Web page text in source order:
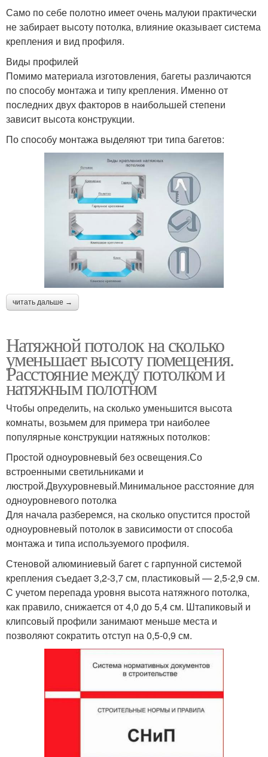
Само по себе полотно имеет очень малуюи практически
не забирает высоту потолка, влияние оказывает система
крепления и вид профиля.
Виды профилей
Помимо материала изготовления, багеты различаются
по способу монтажа и типу крепления. Именно от
последних двух факторов в наибольшей степени
зависит высота конструкции.
По способу монтажа выделяют три типа багетов:
читать дальше →
Натяжной потолок на сколько
уменьшает высоту помещения.
Расстояние между потолком и
натяжным полотном
Чтобы определить, на сколько уменьшится высота
комнаты, возьмем для примера три наиболее
популярные конструкции натяжных потолков:
Простой одноуровневый без освещения.Со
встроенными светильниками и
люстрой.Двухуровневый.Минимальное расстояние для
одноуровневого потолка
Для начала разберемся, на сколько опустится простой
одноуровневый потолок в зависимости от способа
монтажа и типа используемого профиля.
Стеновой алюминиевый багет с гарпунной системой
крепления съедает 3,2-3,7 см, пластиковый — 2,5-2,9 см.
С учетом перепада уровня высота натяжного потолка,
как правило, снижается от 4,0 до 5,4 см. Штапиковый и
клипсовый профили занимают меньше места и
позволяют сократить отступ на 0,5-0,9 см.